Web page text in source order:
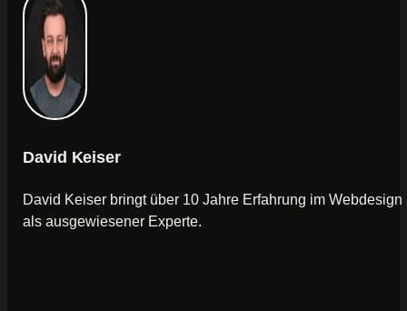
David Keiser
David Keiser bringt über 10 Jahre Erfahrung im
als ausgewiesener Experte.